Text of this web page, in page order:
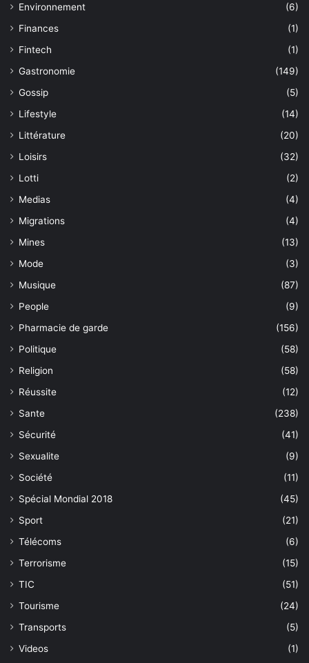
Environnement
(6)
Finances
(1)
Fintech
(1)
Gastronomie
(149)
Gossip
(5)
Lifestyle
(14)
Littérature
(20)
Loisirs
(32)
Lotti
(2)
Medias
(4)
Migrations
(4)
Mines
(13)
Mode
(3)
Musique
(87)
People
(9)
Pharmacie de garde
(156)
Politique
(58)
Religion
(58)
Réussite
(12)
Sante
(238)
Sécurité
(41)
Sexualite
(9)
Société
(11)
Spécial Mondial 2018
(45)
Sport
(21)
Télécoms
(6)
Terrorisme
(15)
TIC
(51)
Tourisme
(24)
Transports
(5)
Videos
(1)